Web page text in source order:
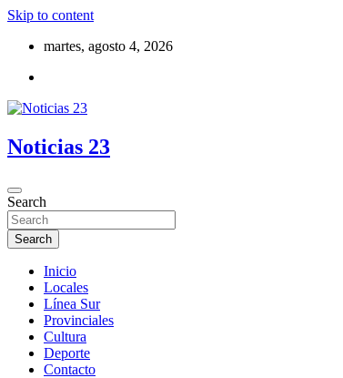
Skip to content
martes, agosto 4, 2026
Noticias 23
Search
Search
Inicio
Locales
Línea Sur
Provinciales
Cultura
Deporte
Contacto